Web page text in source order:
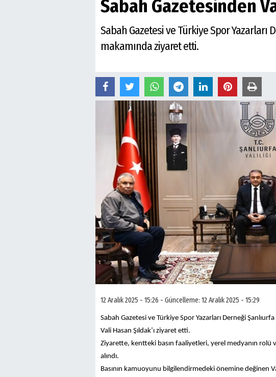
Sabah Gazetesinden
Sabah Gazetesi ve Türkiye Spor Yazarları
makamında ziyaret etti.
12 Aralık 2025 - 15:26 - Güncelleme: 12 Aralık 2025 - 15:29
Sabah Gazetesi ve Türkiye Spor Yazarları Derneği
Vali Hasan Şıldak’ı ziyaret etti.
Ziyarette, kentteki basın faaliyetleri, yerel medyanın rolü
alındı.
Basının kamuoyunu bilgilendirmedeki önemine değinen